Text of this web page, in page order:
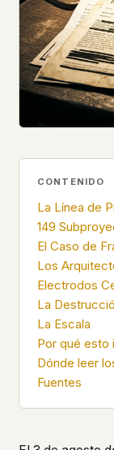
English
Português
Even our
Our fonts
Google,
other third
only
If you
exactly
We have
We can't
what
back.
chose not
We think
topic
people
being
military
alone.
CONTENIDO
La Línea de
149
El Caso de
Los
Electrodos
La
La Escala
Por qué esto
Dónde leer
Fuentes